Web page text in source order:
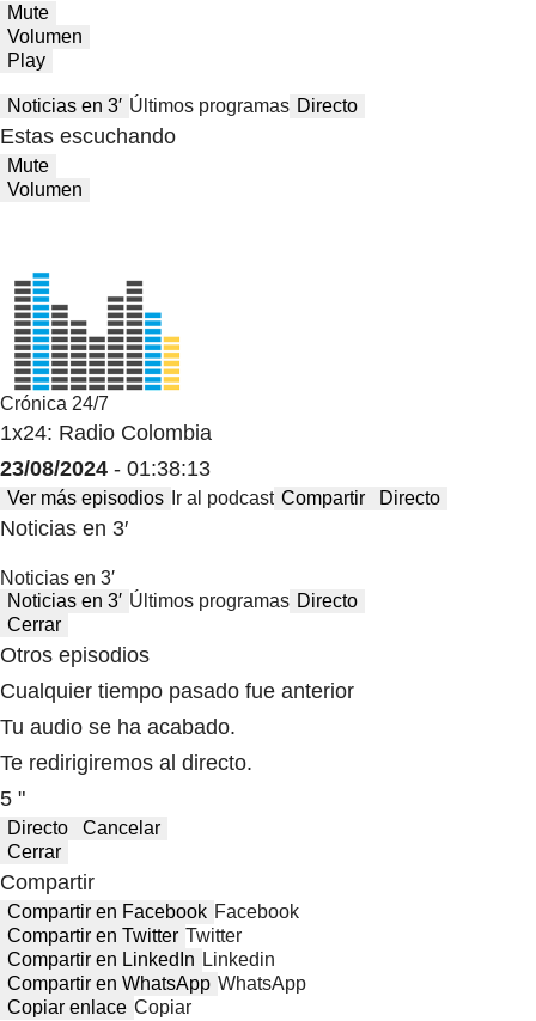
Mute
Volumen
Play
Noticias en 3′ Últimos programas Directo
Estas escuchando
Mute
Volumen
Crónica 24/7
1x24: Radio Colombia
23/08/2024 - 01:38:13
Ver más episodios Ir al podcast Compartir Directo
Noticias en 3′
Noticias en 3′
Noticias en 3′ Últimos programas Directo
Cerrar
Otros episodios
Cualquier tiempo pasado fue anterior
Tu audio se ha acabado.
Te redirigiremos al directo.
5 "
Directo
Cancelar
Cerrar
Compartir
Compartir en Facebook Facebook
Compartir en Twitter Twitter
Compartir en LinkedIn Linkedin
Compartir en WhatsApp WhatsApp
Copiar enlace Copiar